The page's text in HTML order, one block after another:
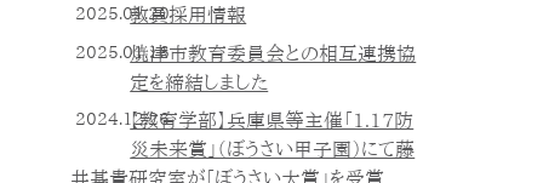
2025.01.20教員採用情報
2025.01.16焼津市教育委員会との相互連携協
定を締結しました
2024.12.26【教育学部】兵庫県等主催「1.17防
災未来賞」（ぼうさい甲子園）にて藤
井基貴研究室が「ぼうさい大賞」を受賞